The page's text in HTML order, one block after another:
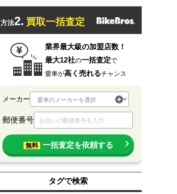
方法2. 買取一括査定
業界最大級の加盟店数！
最大12社の一括査定で
愛車が高く売れるチャンス
メーカー
郵便番号
無料 一括査定を依頼する
タグで検索